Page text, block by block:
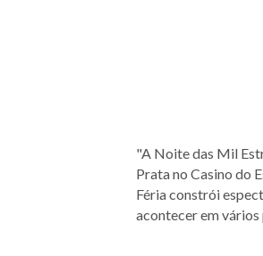
"A Noite das Mil
Prata no Casino do
Féria constrói
acontecer em vários